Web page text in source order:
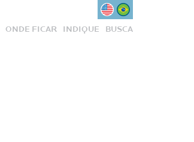
BUSCA
INDIQUE
ONDE FICAR